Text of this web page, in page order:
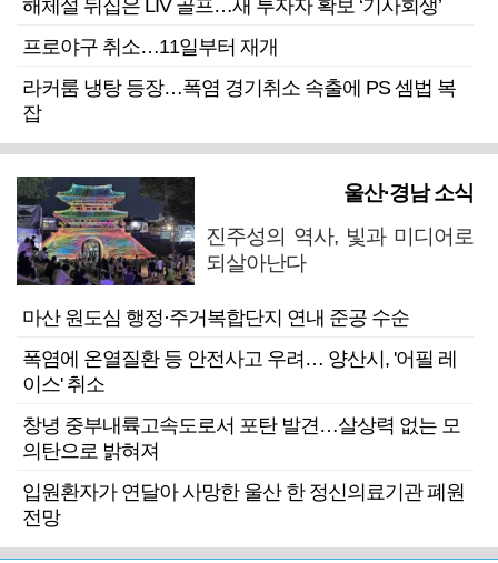
해체설 뒤집은 LIV 골프…새 투자자 확보 ‘기사회생’
프로야구 취소…11일부터 재개
라커룸 냉탕 등장…폭염 경기취소 속출에 PS 셈법 복
잡
울산·경남 소식
진주성의 역사, 빛과 미디어로
되살아난다
마산 원도심 행정·주거복합단지 연내 준공 수순
폭염에 온열질환 등 안전사고 우려… 양산시, '어필 레
이스' 취소
창녕 중부내륙고속도로서 포탄 발견…살상력 없는 모
의탄으로 밝혀져
입원환자가 연달아 사망한 울산 한 정신의료기관 폐원
전망